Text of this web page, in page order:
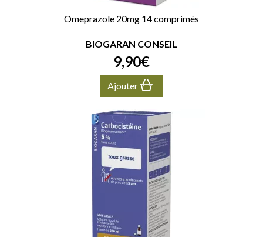
Omeprazole 20mg 14 comprimés
BIOGARAN CONSEIL
9,90€
Ajouter